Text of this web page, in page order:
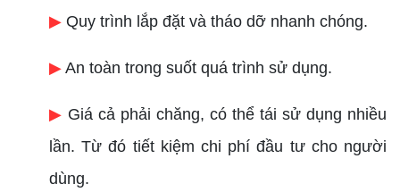
▶ Quy trình lắp đặt và tháo dỡ nhanh chóng.
▶ An toàn trong suốt quá trình sử dụng.
▶ Giá cả phải chăng, có thể tái sử dụng nhiều
lần. Từ đó tiết kiệm chi phí đầu tư cho người
dùng.